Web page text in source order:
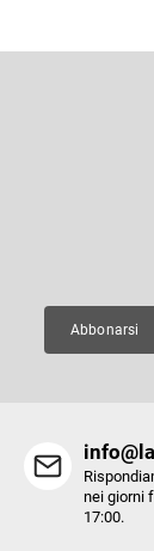
Abbonarsi
nei giorni
17:00.